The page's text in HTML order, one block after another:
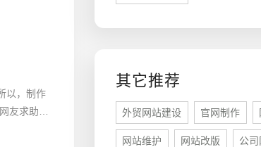
以，制作
友求助，
其它推荐
外贸网站建设 官网制作
网站维护 网站改版 公